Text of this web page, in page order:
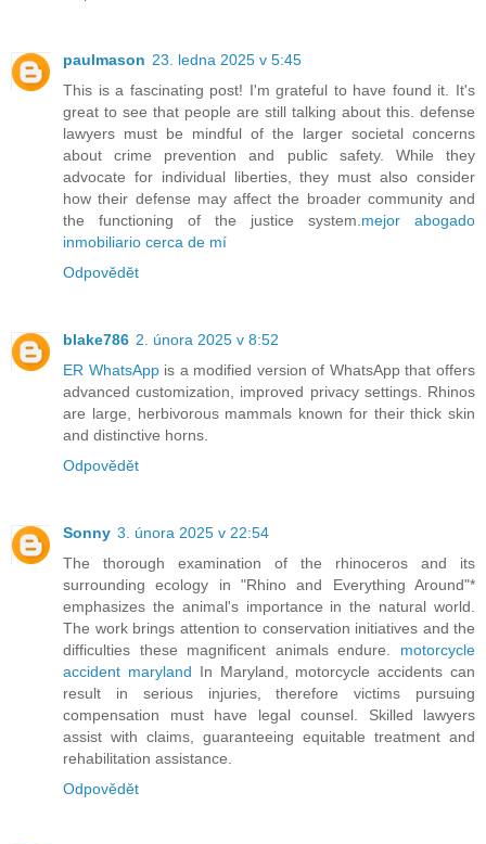
paulmason 23. ledna 2025 v 5:45
This is a fascinating post! I'm grateful to have found it. It's
great to see that people are still talking about this. defense
lawyers must be mindful of the larger societal concerns
about crime prevention and public safety. While they
advocate for individual liberties, they must also consider
how their defense may affect the broader community and
the functioning of the justice system. mejor abogado
inmobiliario cerca de mí
Odpovědět
blake786 2. února 2025 v 8:52
ER WhatsAppis a modified version of WhatsApp that offers
advanced customization, improved privacy settings. Rhinos
are large, herbivorous mammals known for their thick skin
and distinctive horns.
Odpovědět
Sonny 3. února 2025 v 22:54
The thorough examination of the rhinoceros and its
surrounding ecology in "Rhino and Everything Around"*
emphasizes the animal's importance in the natural world.
The work brings attention to conservation initiatives and the
difficulties these magnificent animals endure. motorcycle
accident maryland In Maryland, motorcycle accidents can
result in serious injuries, therefore victims pursuing
compensation must have legal counsel. Skilled lawyers
assist with claims, guaranteeing equitable treatment and
rehabilitation assistance.
Odpovědět